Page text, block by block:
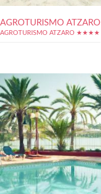
AGROTURISMO ATZARO
AGROTURISMO ATZARO ★★★★